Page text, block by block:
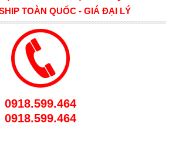
TOÀN QUỐC - GIÁ ĐẠI LÝ
0918.599.464
0918.599.464